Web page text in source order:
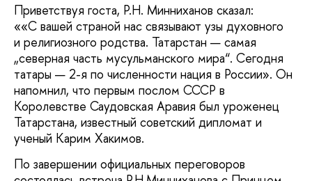
Приветствуя госта, Р.Н. Минниханов сказал:
««С вашей страной нас связывают узы духовного
и религиозного родства. Татарстан — самая
„северная часть мусульманского мира“. Сегодня
татары — 2-я по численности нация в России». Он
напомнил, что первым послом СССР в
Королевстве Саудовская Аравия был уроженец
Татарстана, известный советский дипломат и
ученый Карим Хакимов.
По завершении официальных переговоров